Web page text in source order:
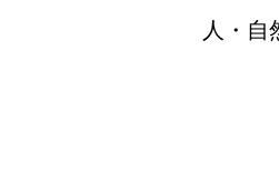
人・